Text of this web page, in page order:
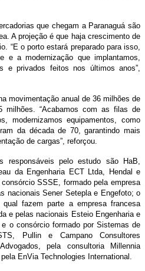
que chegam a Paranaguá são
A projeção é que haja crescimento de
“E o porto estará preparado para isso,
e a modernização que implantamos,
e privados feitos nos últimos anos”,
movimentação anual de 36 milhões de
milhões. “Acabamos com as filas de
modernizamos equipamentos, como
da década de 70, garantindo mais
de cargas”, reforçou.
responsáveis pelo estudo são HaB,
da Engenharia ECT Ltda, Hendal e
SSSE, formado pela empresa
nacionais Sener Setepla e Engefoto; o
qual fazem parte a empresa francesa
e pelas nacionais Esteio Engenharia e
o consórcio formado por Sistemas de
Pullin e Campano Consultores
pela consultoria Millennia
EnVia Technologies International.